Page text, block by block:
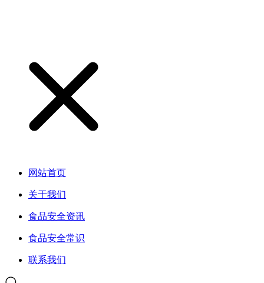
网站首页
关于我们
食品安全资讯
食品安全常识
联系我们